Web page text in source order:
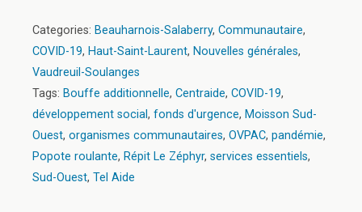
Categories: Beauharnois-Salaberry, Communautaire,
COVID-19, Haut-Saint-Laurent, Nouvelles générales,
Vaudreuil-Soulanges
Tags: Bouffe additionnelle, Centraide, COVID-19,
développement social, fonds d'urgence, Moisson Sud-
Ouest, organismes communautaires, OVPAC, pandémie,
Popote roulante, Répit Le Zéphyr, services essentiels,
Sud-Ouest, Tel Aide